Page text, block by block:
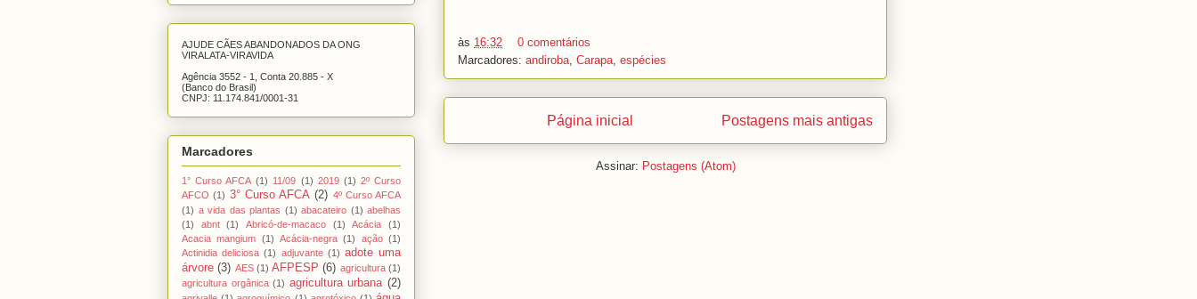
às 16:32
0 comentários
Marcadores: andiroba, Carapa, espécies
Postagens mais antigas
Página inicial
Assinar: Postagens (Atom)
AJUDE CÃES ABANDONADOS DA ONG
VIRALATA-VIRAVIDA
Agência 3552 - 1, Conta 20.885 - X
(Banco do Brasil)
CNPJ: 11.174.841/0001-31
Marcadores
1° Curso AFCA (1) 11/09 (1) 2019 (1) 2º Curso
AFCO (1) 3° Curso AFCA (2) 4º Curso AFCA
(1) a vida das plantas (1) abacateiro (1) abelhas
(1)
abnt (1) Abricó-de-macaco (1) Acácia
(1)
Acacia mangium (1) Acácia-negra (1) ação (1)
Actinidia deliciosa (1) adjuvante (1) adote uma
árvore (3) AES (1) AFPESP (6) agricultura (1)
agricultura orgânica (1) agricultura urbana (2)